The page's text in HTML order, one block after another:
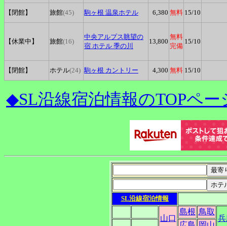
【閉館】 旅館(45) 駒ヶ根 温泉ホテル 6,380 無料 15/10
【休業中】 旅館(16)
中央アルプス眺望の
宿 ホテル 季の川
13,800
無料
完備
15/10
【閉館】 ホテル(24) 駒ヶ根 カントリー 4,300 無料 15/10
◆SL沿線宿泊情報のTOPペー
SL沿線宿泊情報
山口
島根 鳥取